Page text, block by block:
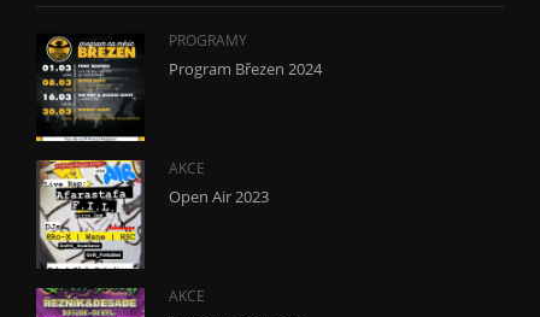
PROGRAMY
Program Březen 2024
AKCE
Open Air 2023
AKCE